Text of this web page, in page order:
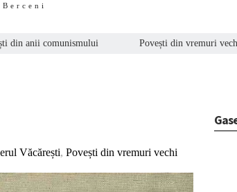
din anii comunismului Povești din vremuri
Văcărești,Povești din vremuri vechi